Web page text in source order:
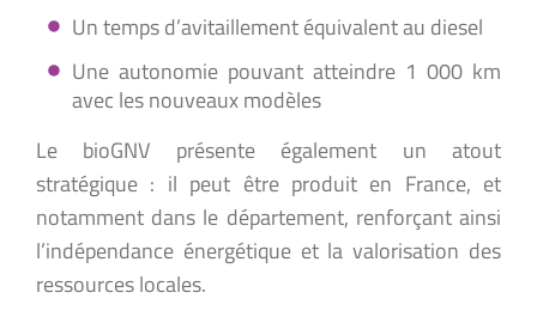
Un temps d’avitaillement équivalent au diesel
Une autonomie pouvant atteindre 1 000 km
avec les nouveaux modèles
Le bioGNV présente également un atout
stratégique : il peut être produit en France, et
notamment dans le département, renforçant ainsi
l’indépendance énergétique et la valorisation des
ressources locales.